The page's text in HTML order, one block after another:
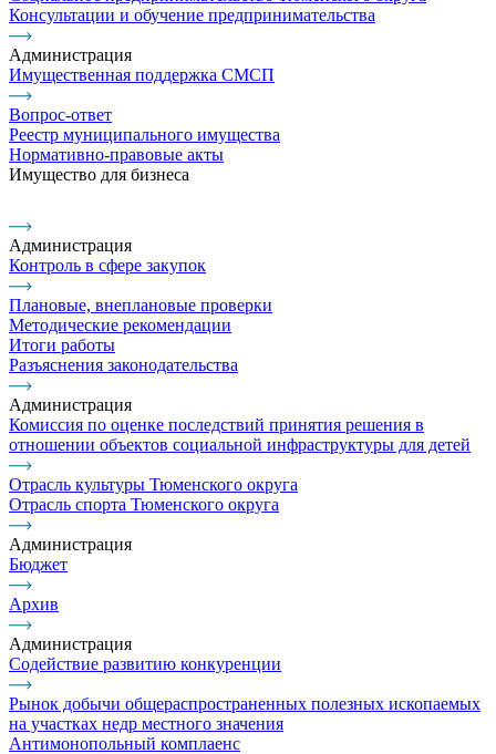
Консультации и обучение предпринимательства
Администрация
Имущественная поддержка СМСП
Вопрос-ответ
Реестр муниципального имущества
Нормативно-правовые акты
Имущество для бизнеса
Администрация
Контроль в сфере закупок
Плановые, внеплановые проверки
Методические рекомендации
Итоги работы
Разъяснения законодательства
Администрация
Комиссия по оценке последствий принятия решения в
отношении объектов социальной инфраструктуры для детей
Отрасль культуры Тюменского округа
Отрасль спорта Тюменского округа
Администрация
Бюджет
Архив
Администрация
Содействие развитию конкуренции
Рынок добычи общераспространенных полезных ископаемых
на участках недр местного значения
Антимонопольный комплаенс